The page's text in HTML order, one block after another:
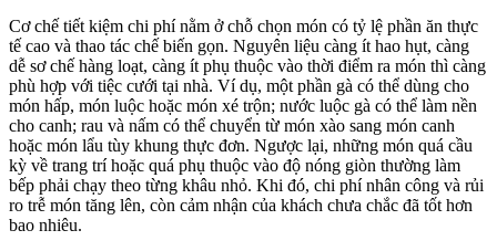
Cơ chế tiết kiệm chi phí nằm ở chỗ chọn món có tỷ lệ phần ăn thực
tế cao và thao tác chế biến gọn. Nguyên liệu càng ít hao hụt, càng
dễ sơ chế hàng loạt, càng ít phụ thuộc vào thời điểm ra món thì càng
phù hợp với tiệc cưới tại nhà. Ví dụ, một phần gà có thể dùng cho
món hấp, món luộc hoặc món xé trộn; nước luộc gà có thể làm nền
cho canh; rau và nấm có thể chuyển từ món xào sang món canh
hoặc món lẩu tùy khung thực đơn. Ngược lại, những món quá cầu
kỳ về trang trí hoặc quá phụ thuộc vào độ nóng giòn thường làm
bếp phải chạy theo từng khâu nhỏ. Khi đó, chi phí nhân công và rủi
ro trễ món tăng lên, còn cảm nhận của khách chưa chắc đã tốt hơn
bao nhiêu.